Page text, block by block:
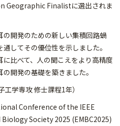
Geographic Finalistに選出されま
開発のための新しい集積回路蝸
通してその優位性を示しました。
比べて、人の聞こえをより高精度
開発の基礎を築きました。
工学専攻 修士課程1年）
Conference of the IEEE
Society 2025 (EMBC2025)